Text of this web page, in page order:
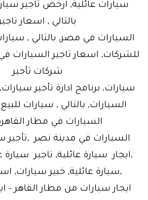
سيارات عائلية, ارخص تاجير
بالتالي , اسعار
السيارات في مصر, بالتالي ,
للشركات, اسعار تاجير السيارات
شركات تأجير
سيارات, برنامج ادارة تأجير
السيارات, بالتالي , سيارات
السيارات في مطار
السيارات في مدينة نصر
,ايجار سيارة عائلية, تاجير سيارة
,سيارة عائلية, خبير سيارات,
ايجار سيارات من مطار القاهر